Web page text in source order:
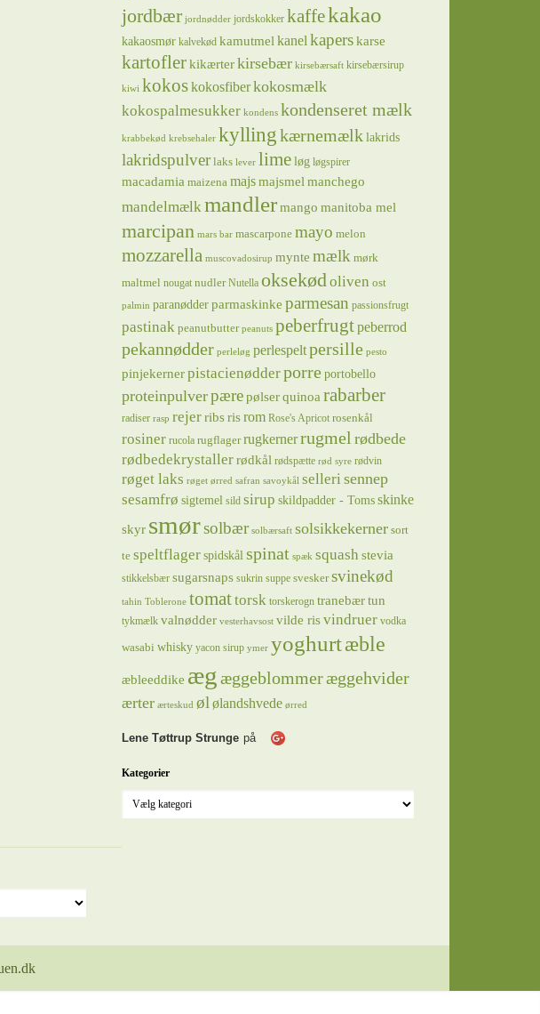
jordbær jordnødder jordskokker kaffekakao
kakaosmør kalvekød kamutmel kanelkapers karse
kartofler kikærter kirsebær kirsebærsaft kirsebærsirup
kiwi kokos kokosfiber kokosmælk
kokospalmesukker kondens kondenseret mælk
krabbekød krebsehaler kyllingkærnemælk lakrids
lakridspulver laks lever lime løg løgspirer
macadamia maizena majs majsmel manchego
mandelmælkmandler mango manitoba mel
marcipan mars bar mascarpone mayo melon
mozzarella muscovadosirup mynte mælk mørk
maltmel nougat nudler Nutella oksekødoliven ost
palmin paranødder parmaskinke parmesan passionsfrugt
pastinak peanutbutter peanuts peberfrugtpeberrod
pekannødder perleløg perlespelt persille pesto
pinjekerner pistacienødderporre portobello
proteinpulverpære pølser quinoa rabarber
radiser rasp rejer ribs ris rom Rose's Apricot rosenkål
rosiner rucola rugflager rugkernerrugmel rødbede
rødbedekrystaller rødkål rødspætte rød syre rødvin
røget laks røget ørred safran savoykål sellerisennep
sesamfrø sigtemel sild sirup skildpadder - Toms skinke
skyr smørsolbær solbærsaft solsikkekerner sort
te speltflager spidskål spinat spæk squash stevia
stikkelsbær sugarsnaps sukrin suppe svesker svinekød
tahin Toblerone tomattorsk torskerogn tranebær tun
tykmælk valnødder vesterhavsost vilde ris vindruer vodka
wasabi whisky yacon sirup ymer yoghurtæble
æbleeddike æg æggeblommeræggehvider
ærter ærteskud øl ølandshvede ørred
Lene Tøttrup Strunge på
Kategorier